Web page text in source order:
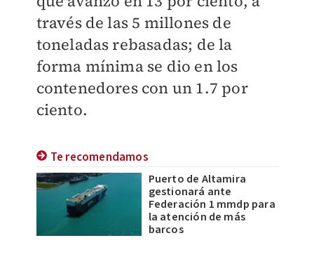
través de las 5 millones de
toneladas rebasadas; de la
forma mínima se dio en los
contenedores con un 1.7 por
ciento.
Te recomendamos
Puerto de Altamira
gestionará ante
Federación 1 mmdp para
la atención de más
barcos